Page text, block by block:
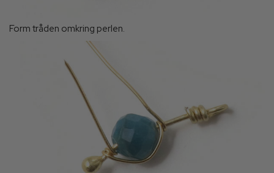
Form tråden omkring perlen.